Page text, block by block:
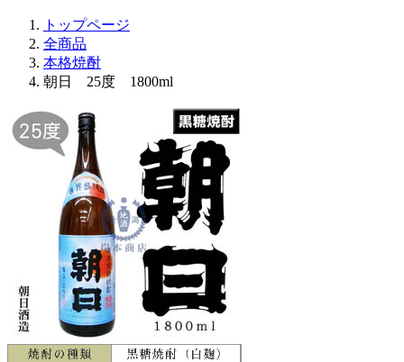
トップページ
全商品
本格焼酎
朝日 25度 1800ml